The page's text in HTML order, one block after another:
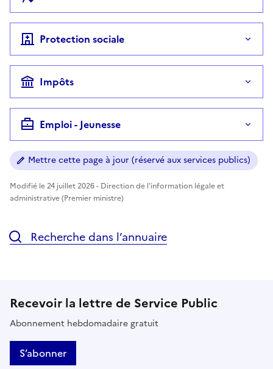
Protection sociale
Impôts
Emploi - Jeunesse
Mettre cette page à jour (réservé aux services publics)
Modifié le 24 juillet 2026 - Direction de l'information légale et
administrative (Premier ministre)
Recherche dans l’annuaire
Recevoir la lettre de Service Public
Abonnement hebdomadaire gratuit
S’abonner